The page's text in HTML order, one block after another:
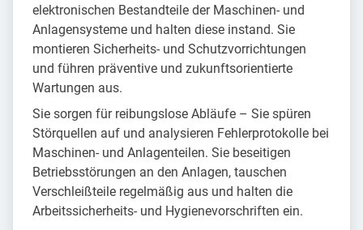
elektronischen Bestandteile der Maschinen- und
Anlagensysteme und halten diese instand. Sie
montieren Sicherheits- und Schutzvorrichtungen
und führen präventive und zukunftsorientierte
Wartungen aus.
Sie sorgen für reibungslose Abläufe – Sie spüren
Störquellen auf und analysieren Fehlerprotokolle bei
Maschinen- und Anlagenteilen. Sie beseitigen
Betriebsstörungen an den Anlagen, tauschen
Verschleißteile regelmäßig aus und halten die
Arbeitssicherheits- und Hygienevorschriften ein.